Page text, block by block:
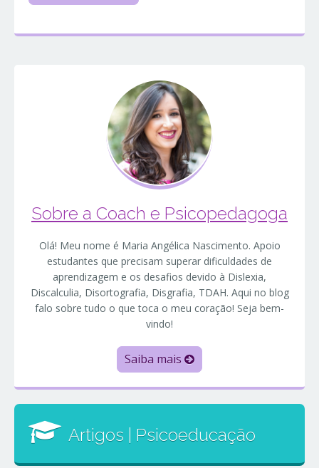
Sobre a Coach e Psicopedagoga
Olá! Meu nome é Maria Angélica Nascimento. Apoio
estudantes que precisam superar dificuldades de
aprendizagem e os desafios devido à Dislexia,
Discalculia, Disortografia, Disgrafia, TDAH. Aqui no blog
falo sobre tudo o que toca o meu coração! Seja bem-
vindo!
Saiba mais
Artigos | Psicoeducação